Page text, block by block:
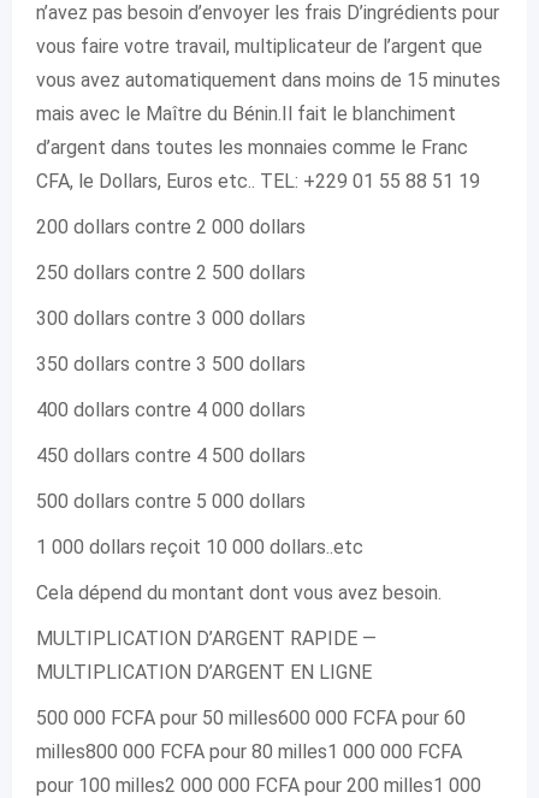
n’avez pas besoin d’envoyer les frais D’ingrédients pour
vous faire votre travail, multiplicateur de l’argent que
vous avez automatiquement dans moins de 15 minutes
mais avec le Maître du Bénin.Il fait le blanchiment
d’argent dans toutes les monnaies comme le Franc
CFA, le Dollars, Euros etc.. TEL: +229 01 55 88 51 19
200 dollars contre 2 000 dollars
250 dollars contre 2 500 dollars
300 dollars contre 3 000 dollars
350 dollars contre 3 500 dollars
400 dollars contre 4 000 dollars
450 dollars contre 4 500 dollars
500 dollars contre 5 000 dollars
1 000 dollars reçoit 10 000 dollars..etc
Cela dépend du montant dont vous avez besoin.
MULTIPLICATION D’ARGENT RAPIDE —
MULTIPLICATION D’ARGENT EN LIGNE
500 000 FCFA pour 50 milles600 000 FCFA pour 60
milles800 000 FCFA pour 80 milles1 000 000 FCFA
pour 100 milles2 000 000 FCFA pour 200 milles1 000